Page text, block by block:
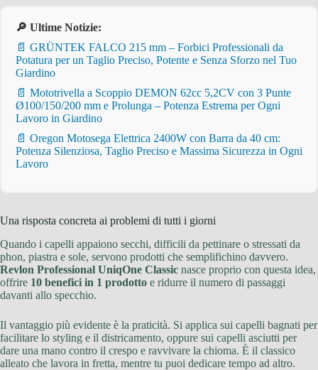
🔎 Ultime Notizie:
📄 GRÜNTEK FALCO 215 mm – Forbici Professionali da
Potatura per un Taglio Preciso, Potente e Senza Sforzo nel Tuo
Giardino
📄 Mototrivella a Scoppio DEMON 62cc 5,2CV con 3 Punte
Ø100/150/200 mm e Prolunga – Potenza Estrema per Ogni
Lavoro in Giardino
📄 Oregon Motosega Elettrica 2400W con Barra da 40 cm:
Potenza Silenziosa, Taglio Preciso e Massima Sicurezza in Ogni
Lavoro
Una risposta concreta ai problemi di tutti i giorni
Quando i capelli appaiono secchi, difficili da pettinare o stressati da
phon, piastra e sole, servono prodotti che semplifichino davvero.
Revlon Professional UniqOne Classic nasce proprio con questa idea,
offrire 10 benefici in 1 prodotto e ridurre il numero di passaggi
davanti allo specchio.
Il vantaggio più evidente è la praticità. Si applica sui capelli bagnati per
facilitare lo styling e il districamento, oppure sui capelli asciutti per
dare una mano contro il crespo e ravvivare la chioma. È il classico
alleato che lavora in fretta, mentre tu puoi dedicare tempo ad altro.